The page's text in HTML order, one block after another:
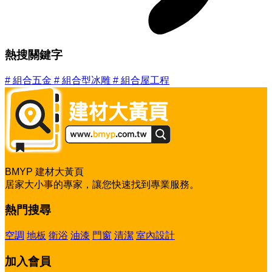
熱搜關鍵字
# 組合五金 # 組合型冰雕 # 組合屋工程
BMYP 建材大黃頁
居家大小事的專家，讓您快速找到專業服務。
熱門搜尋
空調 地板 衛浴 油漆 門窗 清潔 室內設計
加入會員